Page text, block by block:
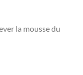
la mousse du